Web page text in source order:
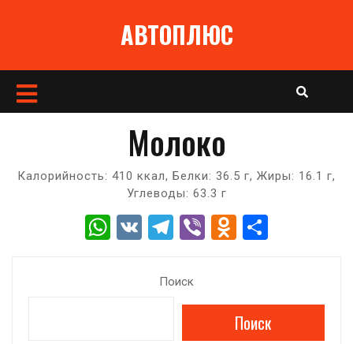
АВТОПЛЮС
Кнопка
Молоко
Калорийность: 410 ккал, Белки: 36.5 г, Жиры: 16.1 г,
Углеводы: 63.3 г
W V T
e
gr
Vi O
o
kl
р
Поиск
Поиск